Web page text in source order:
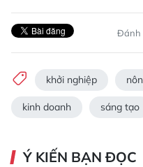
Đánh
khởi nghiệp
kinh doanh sáng tạo
Ý KIẾN BẠN ĐỌC